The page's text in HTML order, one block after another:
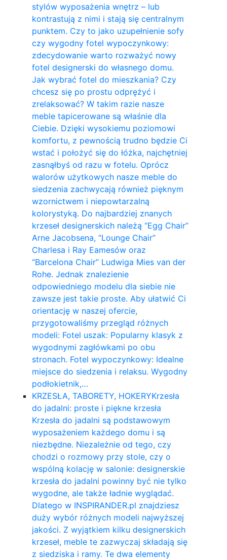
stylów wyposażenia wnętrz – lub
kontrastują z nimi i stają się centralnym
punktem. Czy to jako uzupełnienie sofy
czy wygodny fotel wypoczynkowy:
zdecydowanie warto rozważyć nowy
fotel designerski do własnego domu.
Jak wybrać fotel do mieszkania? Czy
chcesz się po prostu odprężyć i
zrelaksować? W takim razie nasze
meble tapicerowane są właśnie dla
Ciebie. Dzięki wysokiemu poziomowi
komfortu, z pewnością trudno będzie Ci
wstać i położyć się do łóżka, najchętniej
zasnąłbyś od razu w fotelu. Oprócz
walorów użytkowych nasze meble do
siedzenia zachwycają również pięknym
wzornictwem i niepowtarzalną
kolorystyką. Do najbardziej znanych
krzeseł designerskich należą “Egg Chair”
Arne Jacobsena, “Lounge Chair”
Charlesa i Ray Eamesów oraz
“Barcelona Chair” Ludwiga Mies van der
Rohe. Jednak znalezienie
odpowiedniego modelu dla siebie nie
zawsze jest takie proste. Aby ułatwić Ci
orientację w naszej ofercie,
przygotowaliśmy przegląd różnych
modeli: Fotel uszak: Popularny klasyk z
wygodnymi zagłówkami po obu
stronach. Fotel wypoczynkowy: Idealne
miejsce do siedzenia i relaksu. Wygodny
podłokietnik,…
KRZESŁA, TABORETY, HOKERYKrzesła
do jadalni: proste i piękne krzesła
Krzesła do jadalni są podstawowym
wyposażeniem każdego domu i są
niezbędne. Niezależnie od tego, czy
chodzi o rozmowy przy stole, czy o
wspólną kolację w salonie: designerskie
krzesła do jadalni powinny być nie tylko
wygodne, ale także ładnie wyglądać.
Dlatego w INSPIRANDER.pl znajdziesz
duży wybór różnych modeli najwyższej
jakości. Z wyjątkiem kilku designerskich
krzeseł, meble te zazwyczaj składają się
z siedziska i ramy. Te dwa elementy